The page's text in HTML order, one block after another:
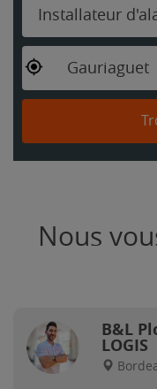
Installateur
Gauriaguet
Nous
B&L
LOGIS